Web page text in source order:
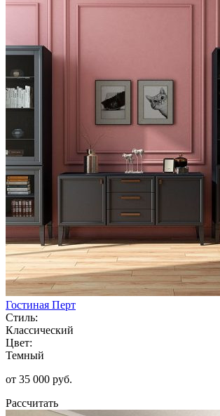
Гостиная Перт
Стиль:
Классический
Цвет:
Темный
от 35 000 руб.
Рассчитать